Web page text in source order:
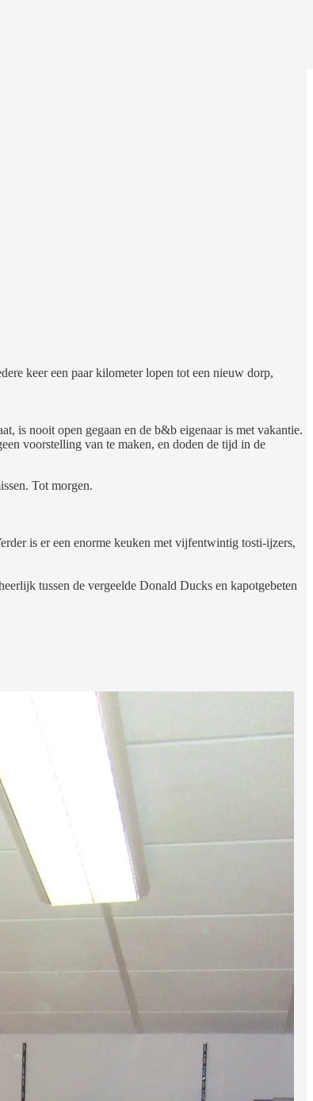
keer een paar kilometer lopen tot een nieuw dorp,
is nooit open gegaan en de b&b eigenaar is met vakantie.
voorstelling van te maken, en doden de tijd in de
Tot morgen.
is er een enorme keuken met vijfentwintig tosti-ijzers,
tussen de vergeelde Donald Ducks en kapotgebeten